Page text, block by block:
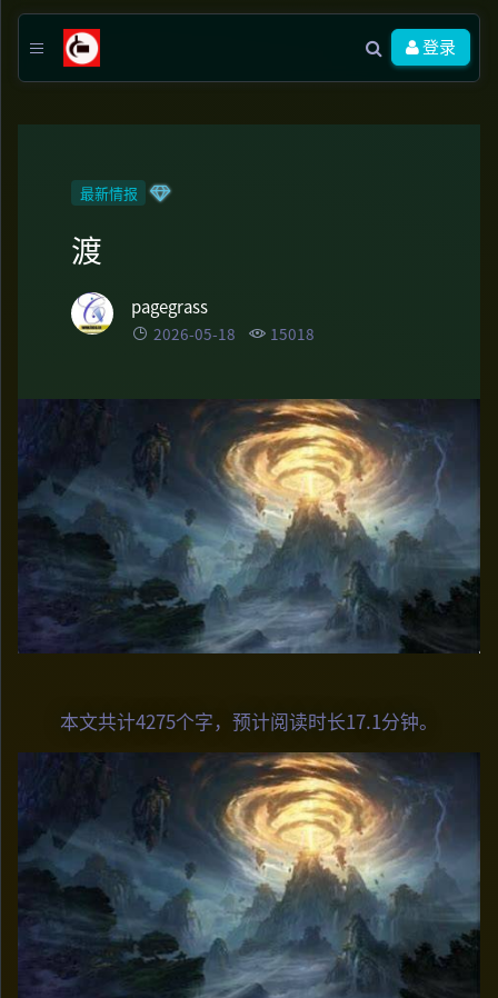
登录
最新情报
渡
pagegrass
2026-05-18 15018
本文共计4275个字，预计阅读时长17.1分钟。